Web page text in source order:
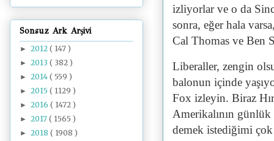
izliyorlar ve o da
sonra, eğer hala
Cal Thomas ve Ben
Liberaller, zengin
balonun içinde
Fox izleyin. Biraz
Amerikalının günlük
demek istediğimi çok
Sonsuz Ark Arşivi
► 2012 ( 147 )
► 2013 ( 382 )
► 2014 ( 559 )
► 2015 ( 1129 )
► 2016 ( 1472 )
► 2017 ( 1565 )
► 2018 ( 1908 )